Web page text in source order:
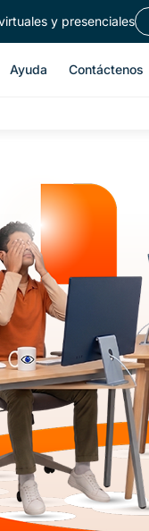
y presenciales
Ayuda Contáctenos